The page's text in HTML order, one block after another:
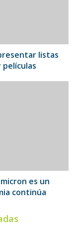
listas
es un
continúa